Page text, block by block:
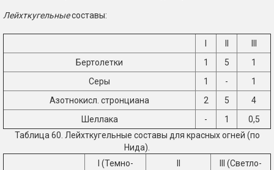
Лейхткугельныесоставы:
Бертолетки
1 5
1
Серы
1 -
1
Азотнокисл. стронциана
2 5
4
Шеллака
- 1
0,5
Таблица 60. Лейхткугельные составы для красных огней (по
Нида).
I (Темно-
III (Светло-